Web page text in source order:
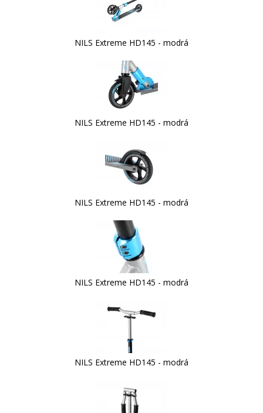
NILS Extreme HD145 - modrá
NILS Extreme HD145 - modrá
NILS Extreme HD145 - modrá
NILS Extreme HD145 - modrá
NILS Extreme HD145 - modrá